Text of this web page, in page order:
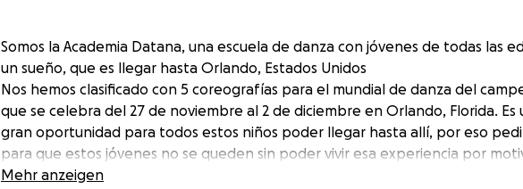
Somos la Academia Datana, una escuela de danza con jóvenes de todas las
un sueño, que es llegar hasta Orlando, Estados Unidos
Nos hemos clasificado con 5 coreografías para el mundial de danza del
que se celebra del 27 de noviembre al 2 de diciembre en Orlando, Florida. Es
gran oportunidad para todos estos niños poder llegar hasta allí, por eso
para que estos jóvenes no se queden sin poder vivir esa experiencia por
Mehr anzeigen